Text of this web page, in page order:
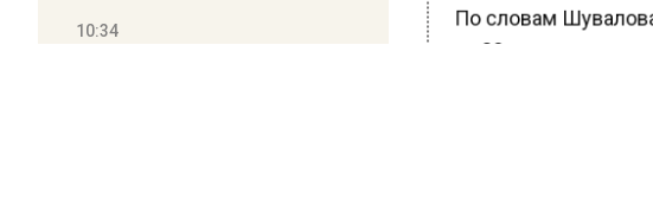
10:34
По словам